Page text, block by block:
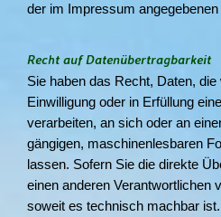
der im Impressum
Recht auf Datenübertragbarkeit
Sie haben das Recht, Daten,
Einwilligung oder in Erfüllung
verarbeiten, an sich oder an
gängigen, maschinenlesbaren
lassen. Sofern Sie die direkte
einen anderen Verantwortlichen
soweit es technisch machbar ist.